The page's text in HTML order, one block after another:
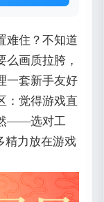
难住？不知道
画质拉胯，
一套新手友好
：觉得游戏直
——选对工
精力放在游戏